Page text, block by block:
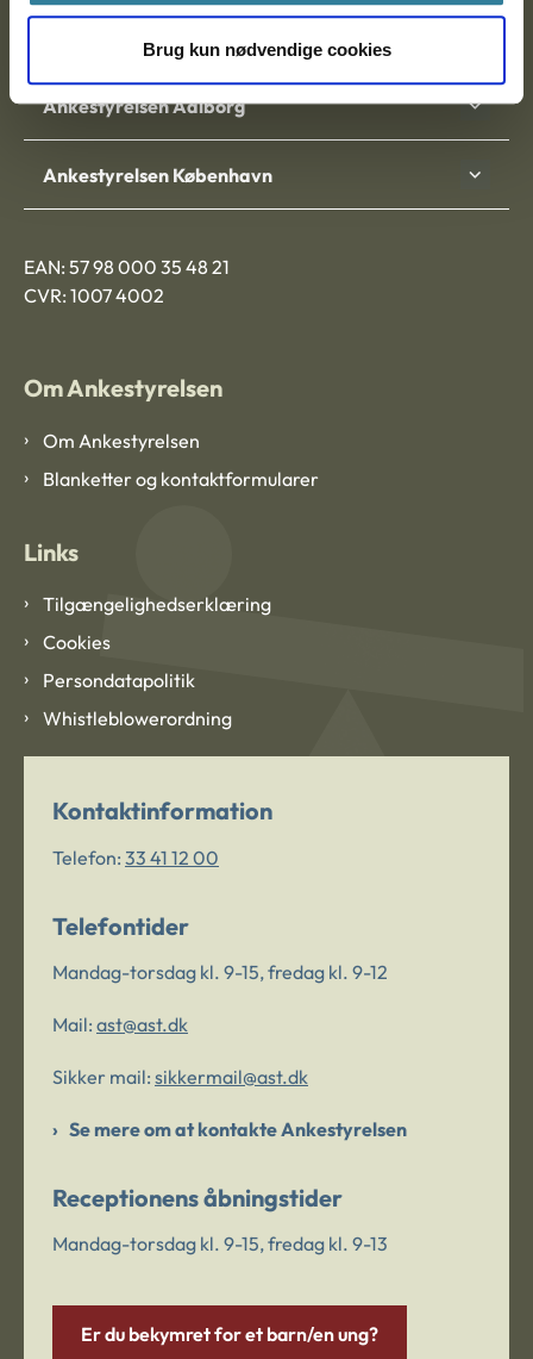
Brug kun nødvendige cookies
9000 Aalborg
Ankestyrelsen Aalborg
Ankestyrelsen København
EAN: 57 98 000 35 48 21
CVR: 1007 4002
Om Ankestyrelsen
Om Ankestyrelsen
Blanketter og kontaktformularer
Links
Tilgængelighedserklæring
Cookies
Persondatapolitik
Whistleblowerordning
Kontaktinformation
Telefon: 33 41 12 00
Telefontider
Mandag-torsdag kl. 9-15, fredag kl. 9-12
Mail: ast@ast.dk
Sikker mail: sikkermail@ast.dk
Se mere om at kontakte Ankestyrelsen
Receptionens åbningstider
Mandag-torsdag kl. 9-15, fredag kl. 9-13
Er du bekymret for et barn/en ung?